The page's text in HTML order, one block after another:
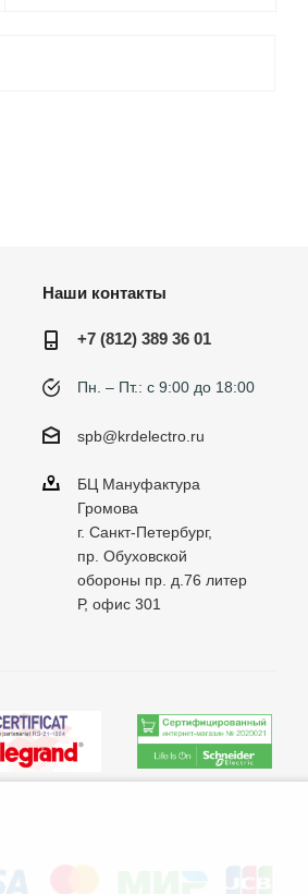
Наши контакты
+7 (812) 389 36 01
Пн. – Пт.: с 9:00 до 18:00
spb@krdelectro.ru
БЦ Мануфактура
Громова
г. Санкт-Петербург,
пр. Обуховской
обороны пр. д.76 литер
Р, офис 301